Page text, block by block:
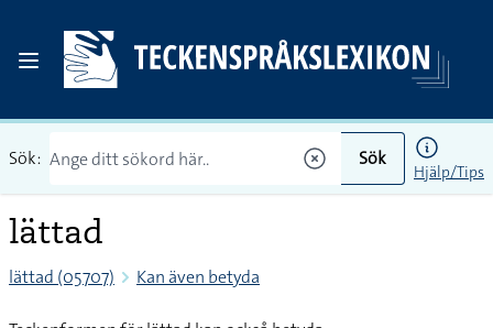
Sök: Sök
Hjälp/Tips
lättad
lättad (05707) Kan även betyda